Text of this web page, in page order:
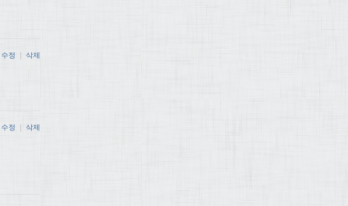
수정 삭제
수정 삭제